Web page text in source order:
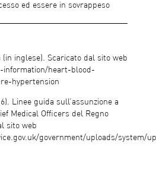
ed essere in sovrappeso
(in inglese). Scaricato dal sito web
information/heart-blood-
hypertension
Linee guida sull’assunzione a
Medical Officers del Regno
sito web
government/uploads/system/